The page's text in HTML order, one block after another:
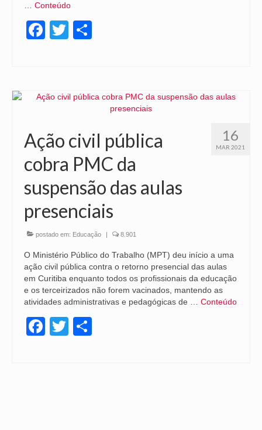
Conteúdo
Facebook
Twitter
16
MAR 2021
Ação civil pública
cobra PMC da
suspensão das aulas
presenciais
postado em: Educação | 8.901
O Ministério Público do Trabalho (MPT) deu início a uma
ação civil pública contra o retorno presencial das aulas
em Curitiba enquanto todos os profissionais da educação
e os terceirizados não forem vacinados, mantendo as
atividades administrativas e pedagógicas de … Conteúdo
Facebook
Twitter